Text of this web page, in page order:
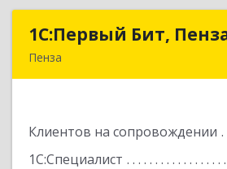
1С:Первый Бит,
Пенза
Клиентов на сопровождении
1С:Специалист